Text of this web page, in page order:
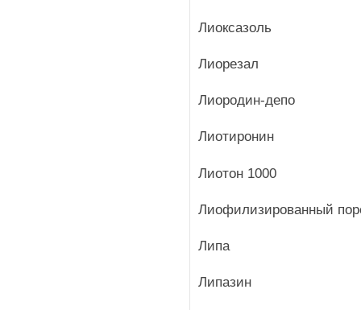
Лиоксазоль
Лиорезал
Лиородин-депо
Лиотиронин
Лиотон 1000
Лиофилизированный
Липа
Липазин